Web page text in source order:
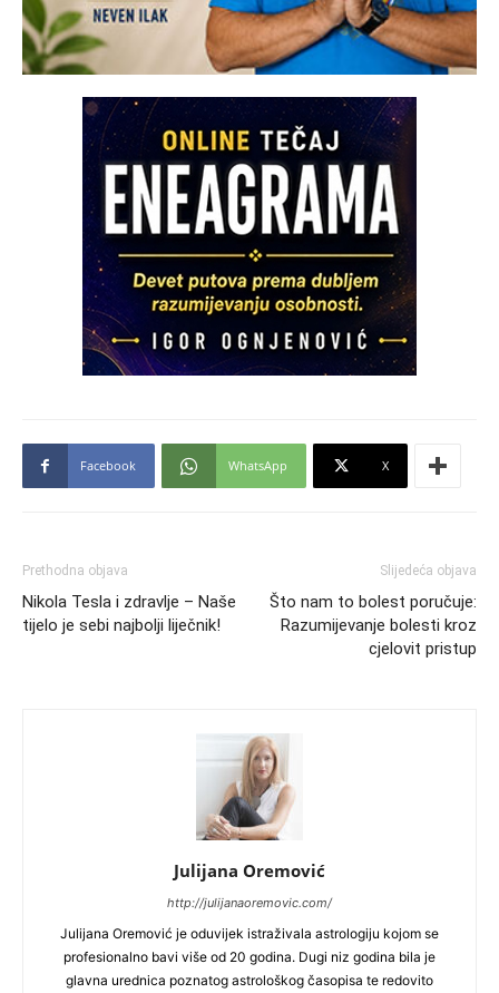
Facebook WhatsApp X
Prethodna objava
Nikola Tesla i zdravlje – Naše
tijelo je sebi najbolji liječnik!
Slijedeća objava
Što nam to bolest poručuje:
Razumijevanje bolesti kroz
cjelovit pristup
Julijana Oremović
http://julijanaoremovic.com/
Julijana Oremović je oduvijek istraživala astrologiju kojom se
profesionalno bavi više od 20 godina. Dugi niz godina bila je
glavna urednica poznatog astrološkog časopisa te redovito